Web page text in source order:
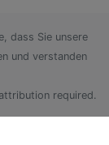
dass Sie unsere
und verstanden
required.